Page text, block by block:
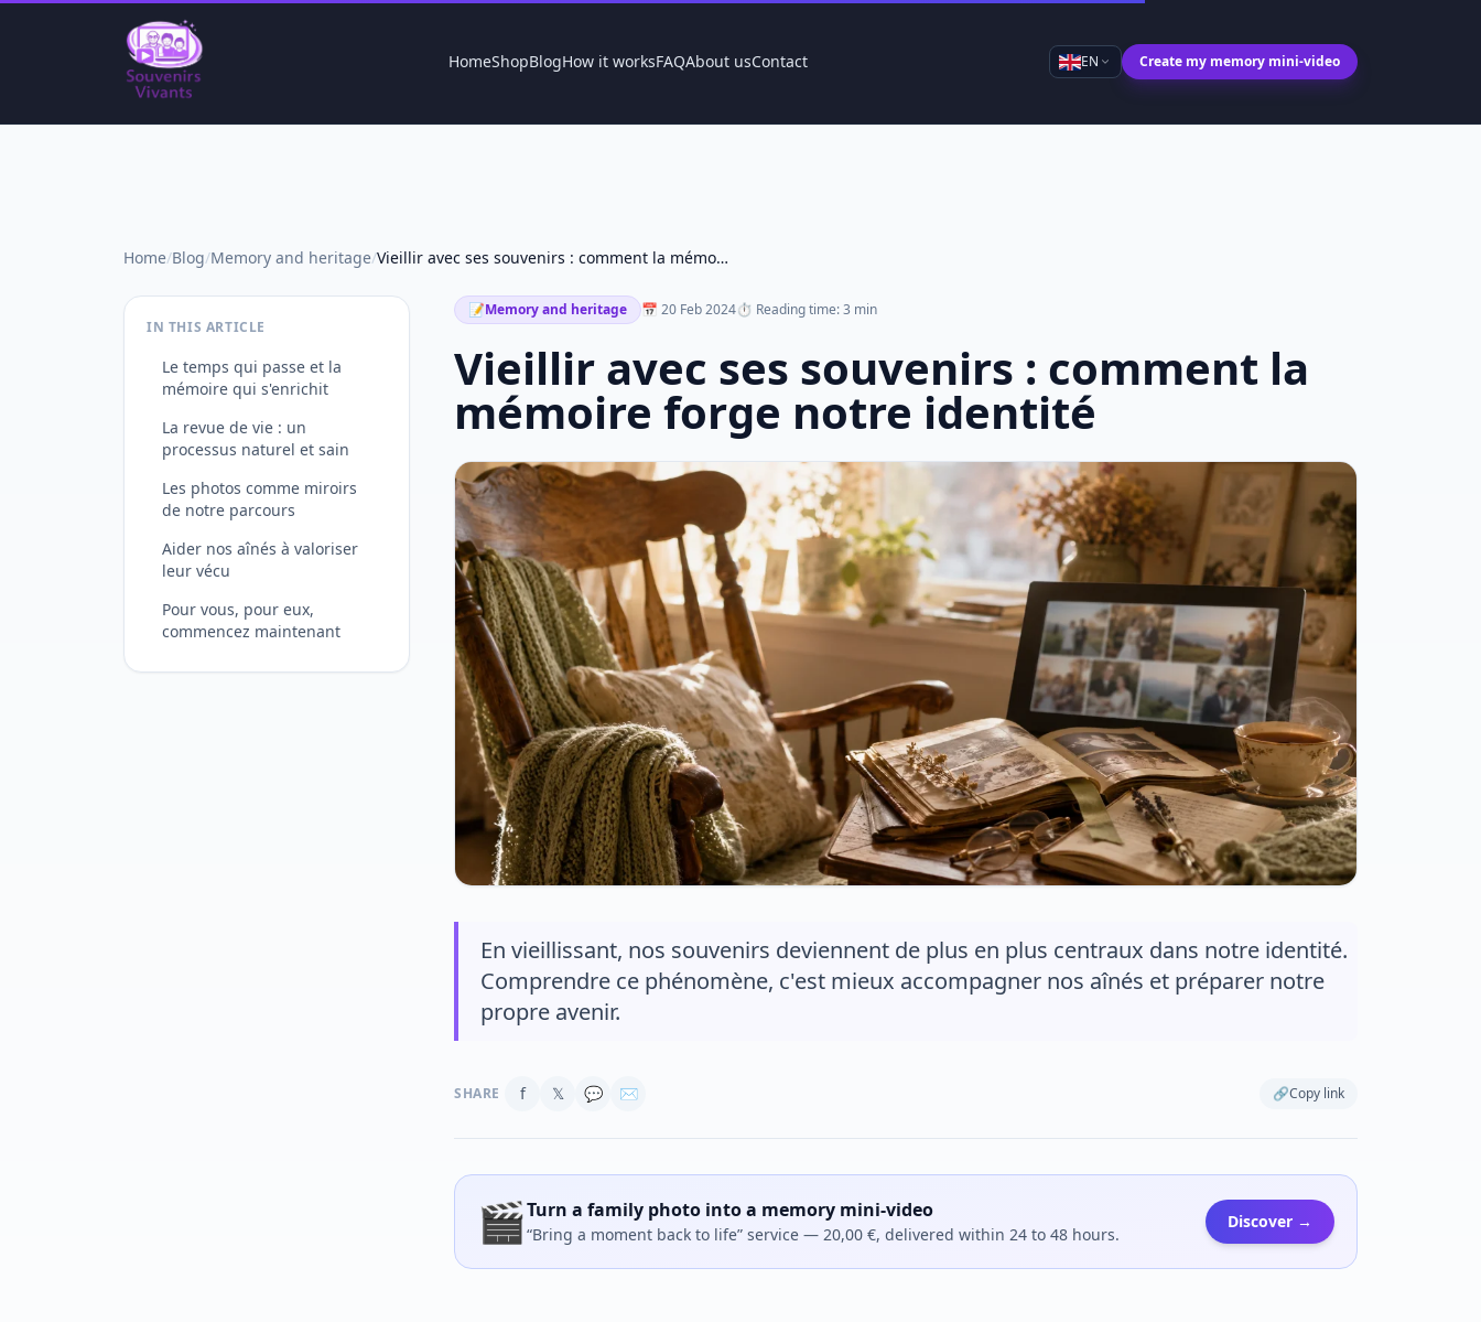
HomeShopBlogHow it worksFAQAbout usContact EN Create my memory mini-video
Home/Blog/Memory and heritage/ Vieillir avec ses souvenirs : comment la mémoire forge notre identité
IN THIS ARTICLE
Le temps qui passe et la
mémoire qui s'enrichit
La revue de vie : un
processus naturel et sain
Les photos comme miroirs
de notre parcours
Aider nos aînés à valoriser
leur vécu
Pour vous, pour eux,
commencez maintenant
📝Memory and heritage 📅 20 Feb 2024⏱ Reading time: 3 min
Vieillir avec ses souvenirs : comment la
mémoire forge notre identité
En vieillissant, nos souvenirs deviennent de plus en plus centraux dans notre identité.
Comprendre ce phénomène, c'est mieux accompagner nos aînés et préparer notre
propre avenir.
SHARE f 𝕏 💬 ✉ 🔗Copy link
🎬Turn a family photo into a memory mini-video
“Bring a moment back to life” service — 20,00 €, delivered within 24 to 48 hours.
Discover →